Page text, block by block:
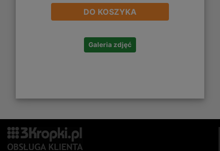
DO KOSZYKA
Galeria zdjęć